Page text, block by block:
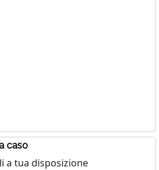
caso
a tua disposizione